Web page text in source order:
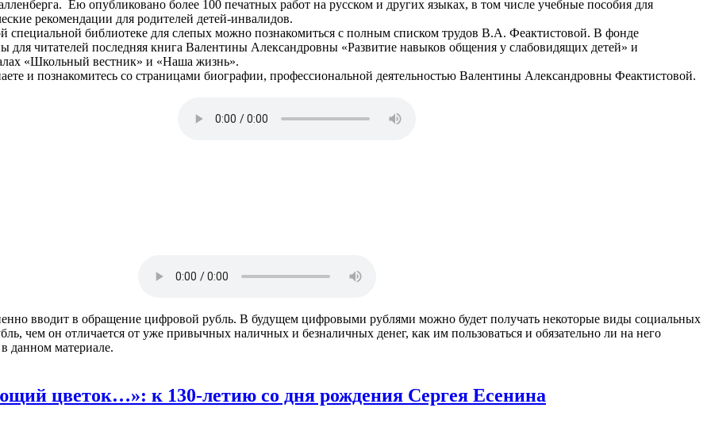
Ею опубликовано более 100 печатных работ на русском и других языках, в том числе учебные пособия для
рекомендации для родителей детей-инвалидов.
библиотеке для слепых можно познакомиться с полным списком трудов В.А. Феактистовой. В фонде
для читателей последняя книга Валентины Александровны «Развитие навыков общения у слабовидящих детей» и
«Школьный вестник» и «Наша жизнь».
и познакомитесь со страницами биографии, профессиональной деятельностью Валентины Александровны Феактистовой.
вводит в обращение цифровой рубль. В будущем цифровыми рублями можно будет получать некоторые виды социальных
чем он отличается от уже привычных наличных и безналичных денег, как им пользоваться и обязательно ли на него
данном материале.
цветок…»: к 130-летию со дня рождения Сергея Есенина